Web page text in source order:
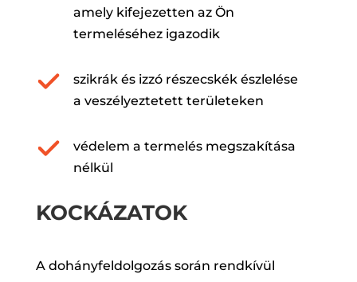
amely kifejezetten az Ön
termeléséhez igazodik
szikrák és izzó részecskék észlelése
a veszélyeztetett területeken
védelem a termelés megszakítása
nélkül
KOCKÁZATOK
A dohányfeldolgozás során rendkívül